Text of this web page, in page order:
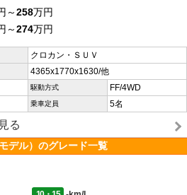
～258万円
～274万円
クロカン・ＳＵＶ
4365x1770x1630/他
駆動方式 FF/4WD
乗車定員 5名
る
デル）のグレード一覧